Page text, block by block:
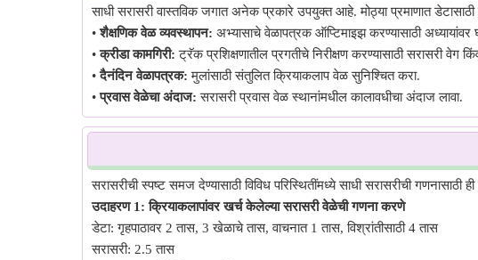
साधी सरासरी वास्तविक जगात अनेक प्रकारे उपयुक्त आहे. मोठ्या प्रमाणात
•शैक्षणिक वेळ व्यवस्थापन: अभ्यासाचे वेळापत्रक ऑप्टिमाइझ करण्यासाठी
•क्रीडा कामगिरी: ट्रॅक प्रशिक्षणातील प्रगतीचे निरीक्षण करण्यासाठी सरासरी वेग
•दैनंदिन वेळापत्रक: मुलांसाठी संतुलित क्रियाकलाप वेळ सुनिश्चित करा.
•प्रवास वेळेचा अंदाज: सरासरी प्रवास वेळ स्थानांमधील कालावधीचा अंदाज लावा.
सरासरीची स्पष्ट समज देण्यासाठी विविध परिस्थितींमध्ये साधी सरासरीची गणनासाठी
उदाहरण 1: क्रियाकलापांवर खर्च केलेल्या सरासरी वेळेची गणना करणे
डेटा: गृहपाठावर 2 तास, 3 खेळाचे तास, वाचनात 1 तास, विश्रांतीसाठी 4 तास
सरासरी: 2.5 तास